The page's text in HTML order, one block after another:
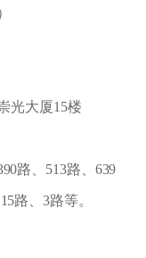
光大厦15楼
路、513路、639
路、3路等。